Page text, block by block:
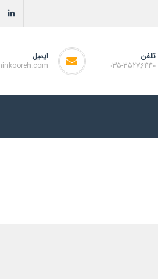
ایمیل
تلفن
035-35276440